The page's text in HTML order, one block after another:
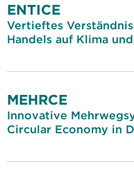
ENTICE
Vertieftes
Handels auf Klima
MEHRCE
Innovative
Circular Economy in